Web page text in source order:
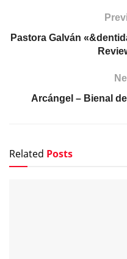
Pastora Galván
Arcángel – Bienal
Related Posts